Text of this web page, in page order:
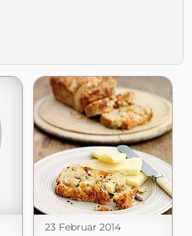
23 Februar 2014